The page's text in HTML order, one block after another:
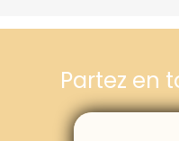
Partez en